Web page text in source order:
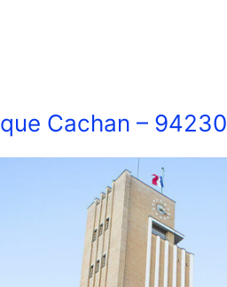
Cachan – 94230